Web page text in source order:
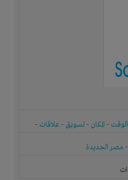
الوقت - المكان - تسويق - علاقات -
- مصر الجديدة